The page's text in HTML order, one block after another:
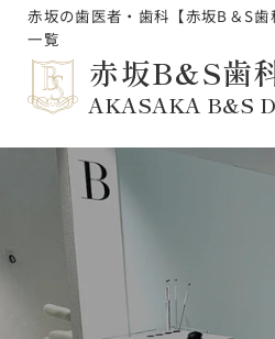
赤坂の歯医者・歯科【赤坂B＆S
一覧
赤坂B&S歯
AKASAKA B&S